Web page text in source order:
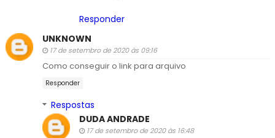
Responder
UNKNOWN
17 de setembro de 2020 às 09:16
Como conseguir o link para arquivo
Responder
Respostas
DUDA ANDRADE
17 de setembro de 2020 às 16:48